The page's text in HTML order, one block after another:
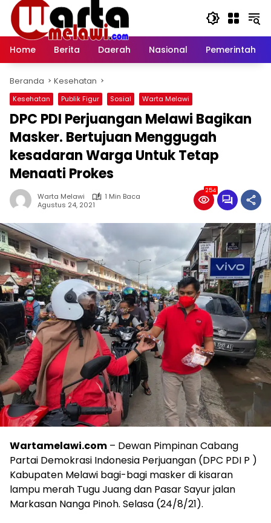
Langsung
konten
Home
Berita Daerah Nasional Pemerintah
Beranda Kesehatan
Kesehatan Publik Figur Sosial Warta Melawi
DPC PDI Perjuangan Melawi Bagikan
Masker. Bertujuan Menggugah
kesadaran Warga Untuk Tetap
Menaati Prokes
Warta Melawi
1 Min Baca
Agustus 24, 2021
254
Wartamelawi.com – Dewan Pimpinan Cabang
Partai Demokrasi Indonesia Perjuangan (DPC PDI P )
Kabupaten Melawi bagi-bagi masker di kisaran
lampu merah Tugu Juang dan Pasar Sayur jalan
Markasan Nanga Pinoh. Selasa (24/8/21).